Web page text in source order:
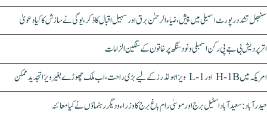
سنبھل تشدد رپورٹ اسمبلی میں پیش، ضیاء الرحمٰن برق اور سہیل اقبال کا ذکر، یوگی نے سازش کا کیا دعویٰ
اتر پردیش بی جے پی رکن اسمبلی ونود سنگھ پر خاتون کے سنگین الزامات
امریکہ میں H-1B اور L-1 ویزا ہولڈرز کے لیے بڑی راحت، اب ملک چھوڑے بغیر ویزا تجدید ممکن
حیدرآباد: سعیدآباد اسٹیل برج اور موسیٰ رام باغ برج کا وزراء و دیگر رہنماؤں نے کیا معائنہ